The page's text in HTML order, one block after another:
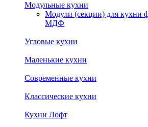
Модульные кухни
Модули (секции) для кухни
МДФ
Угловые кухни
Маленькие кухни
Современные кухни
Классические кухни
Кухни Лофт